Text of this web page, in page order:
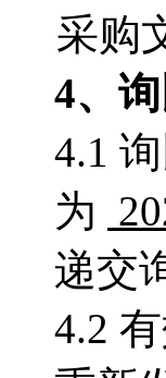
采购
4、
4.1
为
递交
4.2